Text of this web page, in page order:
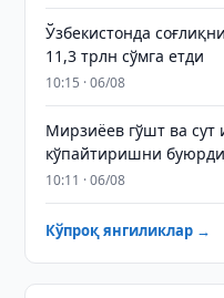
Ўзбекистонда
11,3 трлн сўмга етди
10:15 · 06/08
Мирзиёев гўшт ва
кўпайтиришни буюрди
10:11 · 06/08
Кўпроқ янгиликлар →